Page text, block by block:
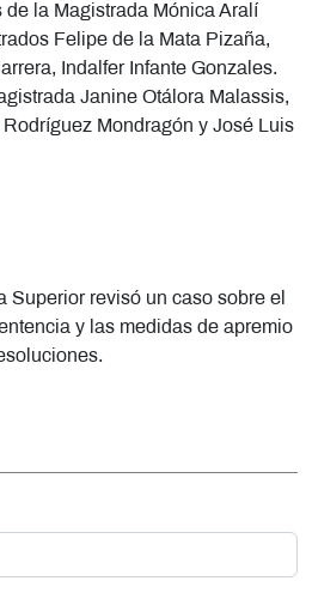
de la Magistrada Mónica Aralí
Felipe de la Mata Pizaña,
Indalfer Infante Gonzales.
Janine Otálora Malassis,
Mondragón y José Luis
Superior revisó un caso sobre el
y las medidas de apremio